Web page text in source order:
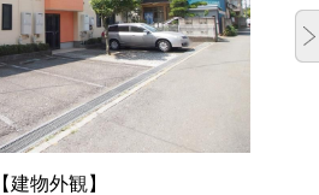
【建物外観】